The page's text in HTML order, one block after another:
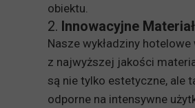
obiektu.
2. Innowacyjne
Nasze wykładziny hotelowe
z najwyższej jakości
są nie tylko estetyczne, ale
odporne na intensywne